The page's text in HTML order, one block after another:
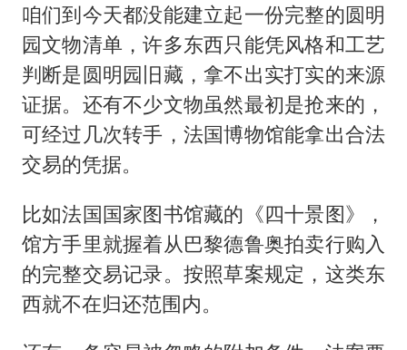
咱们到今天都没能建立起一份完整的圆明
园文物清单，许多东西只能凭风格和工艺
判断是圆明园旧藏，拿不出实打实的来源
证据。还有不少文物虽然最初是抢来的，
可经过几次转手，法国博物馆能拿出合法
交易的凭据。
比如法国国家图书馆藏的《四十景图》，
馆方手里就握着从巴黎德鲁奥拍卖行购入
的完整交易记录。按照草案规定，这类东
西就不在归还范围内。